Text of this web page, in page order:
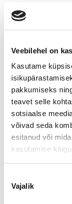
Veebilehel on
Kasutame
pakkumiseks
teavet selle
sotsiaalse
võivad seda
esitanud või
kasutamise
valik
Vajalik
Liiketoiminnan
vaihdoksen myötä
jatkua.
edellyttää hyvää
Webinaarissa
ostokohde ja
verotehokkaasti